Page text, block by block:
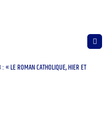
« LE ROMAN CATHOLIQUE, HIER ET